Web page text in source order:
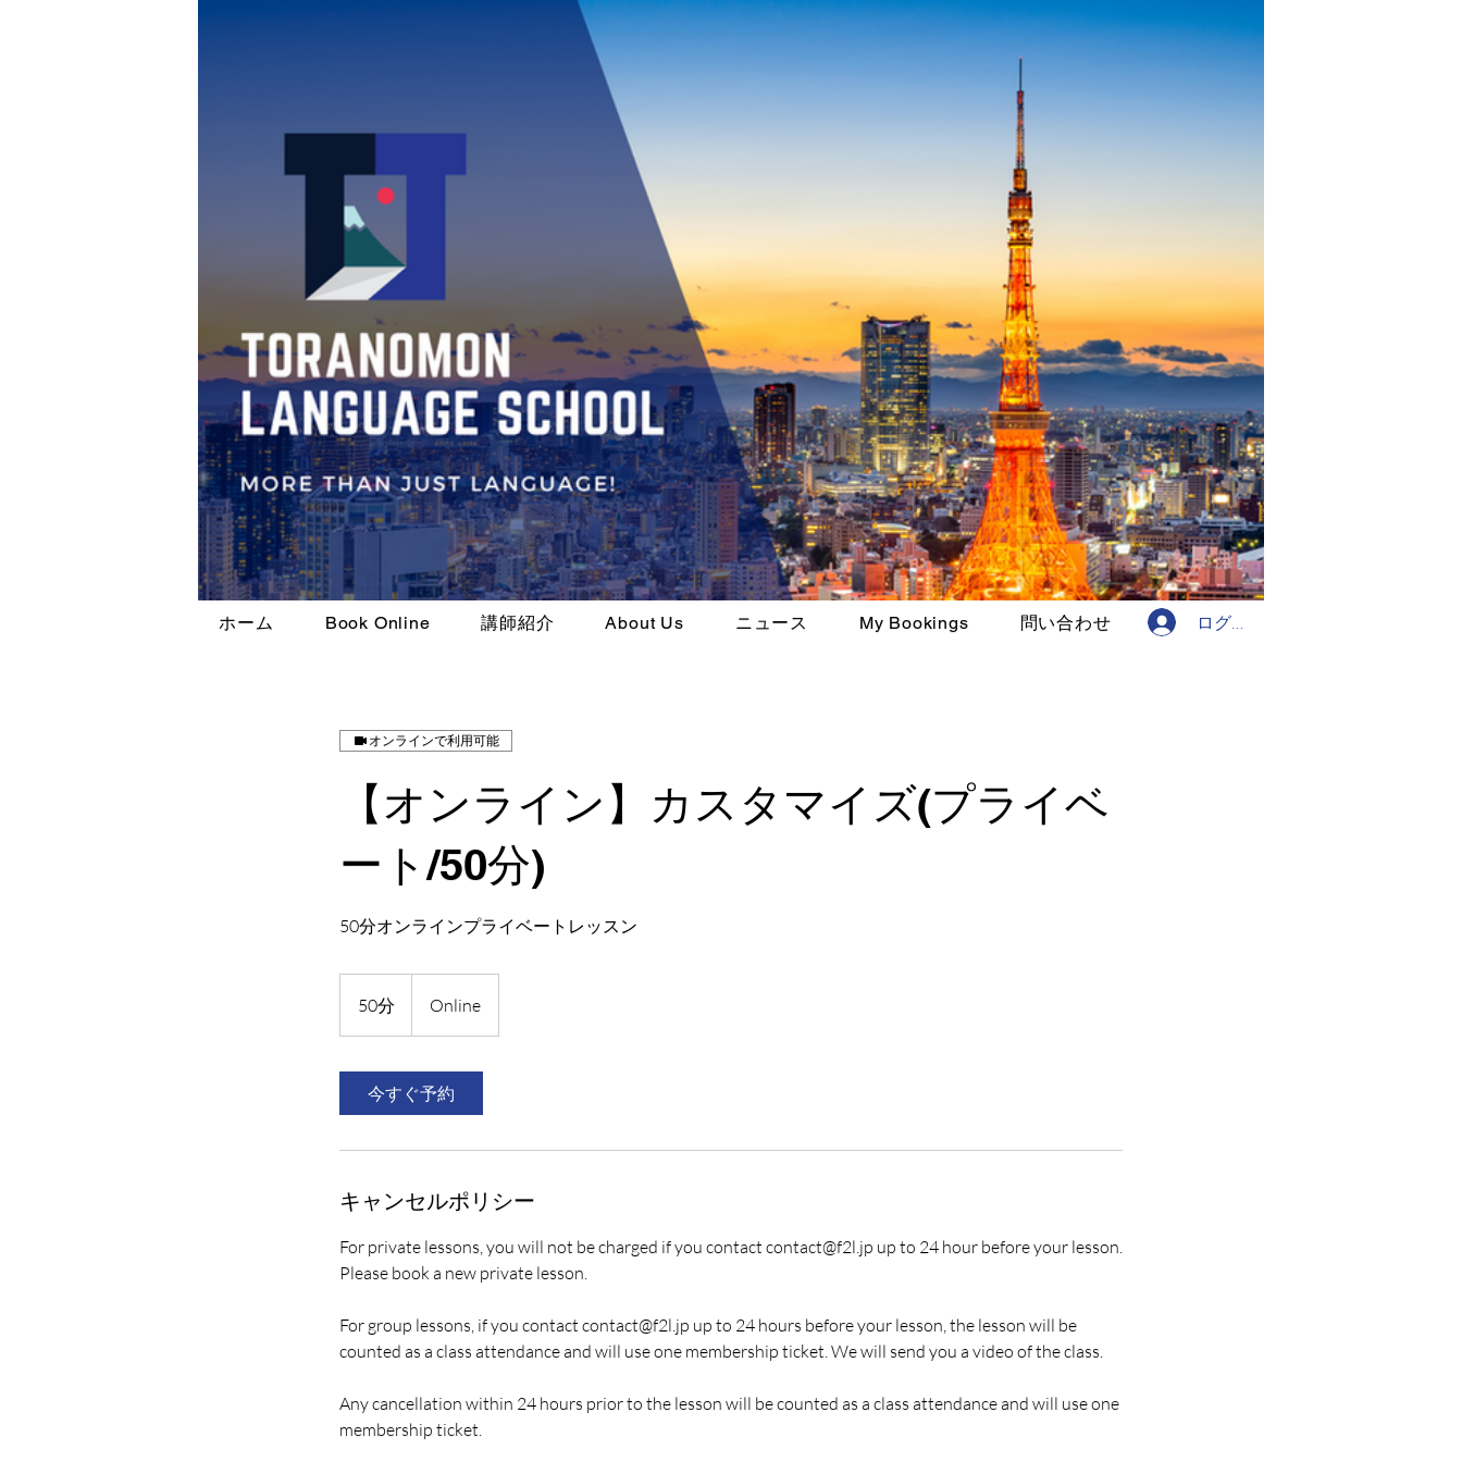
ホーム Book Online 講師紹介 About Us ニュース My Bookings 問い合わせ ログイン
オンラインで利用可能
【オンライン】カスタマイズ(プライベ
ート/50分)
50分オンラインプライベートレッスン
50分
0
Online
今すぐ予約
キャンセルポリシー
For private lessons, you will not be charged if you contact contact@f2l.jp up to 24 hour before your lesson.
Please book a new private lesson.
For group lessons, if you contact contact@f2l.jp up to 24 hours before your lesson, the lesson will be
counted as a class attendance and will use one membership ticket. We will send you a video of the class.
Any cancellation within 24 hours prior to the lesson will be counted as a class attendance and will use one
membership ticket.